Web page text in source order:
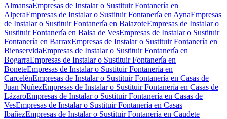
AlmansaEmpresas de Instalar o Sustituir Fontanería en
AlperaEmpresas de Instalar o Sustituir Fontanería en AynaEmpresas
de Instalar o Sustituir Fontanería en BalazoteEmpresas de Instalar o
Sustituir Fontanería en Balsa de VesEmpresas de Instalar o Sustituir
Fontanería en BarraxEmpresas de Instalar o Sustituir Fontanería en
BienservidaEmpresas de Instalar o Sustituir Fontanería en
BogarraEmpresas de Instalar o Sustituir Fontanería en
BoneteEmpresas de Instalar o Sustituir Fontanería en
CarcelénEmpresas de Instalar o Sustituir Fontanería en Casas de
Juan NuñezEmpresas de Instalar o Sustituir Fontanería en Casas de
LázaroEmpresas de Instalar o Sustituir Fontanería en Casas de
VesEmpresas de Instalar o Sustituir Fontanería en Casas
IbañezEmpresas de Instalar o Sustituir Fontanería en Caudete